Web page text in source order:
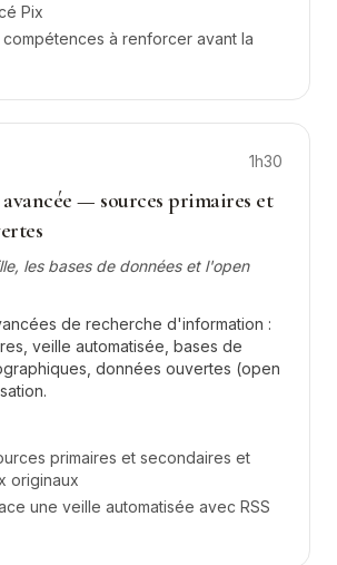
Pix
à renforcer avant la
1h30
— sources primaires et
les bases de données et l'open
de recherche d'information :
veille automatisée, bases de
données ouvertes (open
primaires et secondaires et
originaux
une veille automatisée avec RSS